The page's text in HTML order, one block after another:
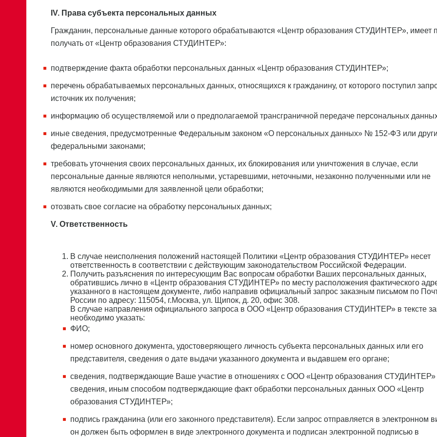
IV. Права субъекта персональных данных
Гражданин, персональные данные которого обрабатываются «Центр образования СТУДИНТЕР», имеет
получать от «Центр образования СТУДИНТЕР»:
подтверждение факта обработки персональных данных «Центр образования СТУДИНТЕР»;
перечень обрабатываемых персональных данных, относящихся к гражданину, от которого поступил
источник их получения;
информацию об осуществляемой или о предполагаемой трансграничной передаче персональных
иные сведения, предусмотренные Федеральным законом «О персональных данных» № 152-ФЗ или
федеральными законами;
требовать уточнения своих персональных данных, их блокирования или уничтожения в случае, если
персональные данные являются неполными, устаревшими, неточными, незаконно полученными или не
являются необходимыми для заявленной цели обработки;
отозвать свое согласие на обработку персональных данных;
V. Ответственность
В случае неисполнения положений настоящей Политики «Центр образования СТУДИНТЕР» несет
ответственность в соответствии с действующим законодательством Российской Федерации.
Получить разъяснения по интересующим Вас вопросам обработки Ваших персональных данных,
обратившись лично в «Центр образования СТУДИНТЕР» по месту расположения фактического
указанного в настоящем документе, либо направив официальный запрос заказным письмом по
России по адресу: 115054, г.Москва, ул. Щипок, д. 20, офис 308.
В случае направления официального запроса в ООО «Центр образования СТУДИНТЕР» в тексте
необходимо указать:
ФИО;
номер основного документа, удостоверяющего личность субъекта персональных данных или его
представителя, сведения о дате выдачи указанного документа и выдавшем его органе;
сведения, подтверждающие Ваше участие в отношениях с ООО «Центр образования СТУДИНТЕР»
сведения, иным способом подтверждающие факт обработки персональных данных ООО «Центр
образования СТУДИНТЕР»;
подпись гражданина (или его законного представителя). Если запрос отправляется в электронном
он должен быть оформлен в виде электронного документа и подписан электронной подписью в